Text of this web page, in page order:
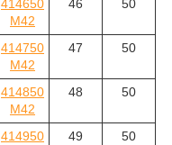
414650
M42
46 50
414750
M42
47 50
414850
M42
48 50
414950
49 50